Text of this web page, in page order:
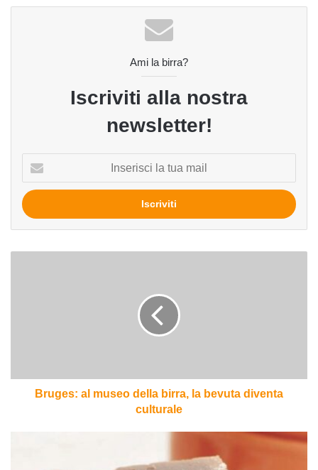
Ami la birra?
Iscriviti alla nostra
newsletter!
tua
mail
culturale
Bruges: al museo della birra, la bevuta diventa
culturale